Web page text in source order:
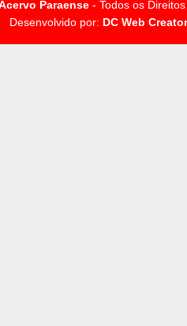
Paraense - Todos os
Desenvolvido por: DC Web